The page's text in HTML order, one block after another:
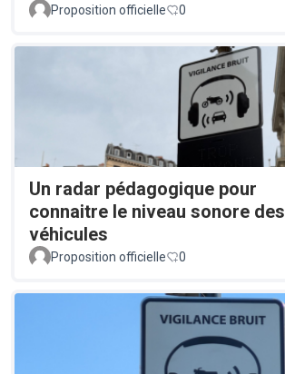
Proposition officielle 0
Un radar pédagogique pour
connaitre le niveau sonore des
véhicules
Proposition officielle 0